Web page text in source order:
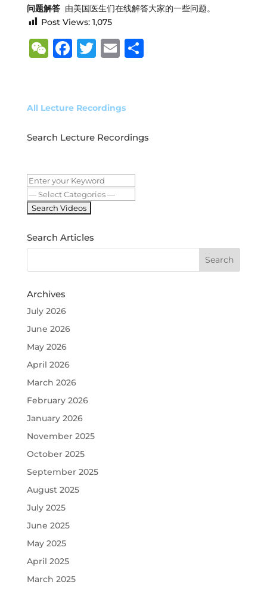
问题解答 由美国医生们在线解答大家的一些问题。
Post Views: 1,075
W
h
F
e
o
k
T
te
E
l
S
All Lecture Recordings
Search Lecture Recordings
Search Articles
Archives
July 2026
June 2026
May 2026
April 2026
March 2026
February 2026
January 2026
November 2025
October 2025
September 2025
August 2025
July 2025
June 2025
May 2025
April 2025
March 2025